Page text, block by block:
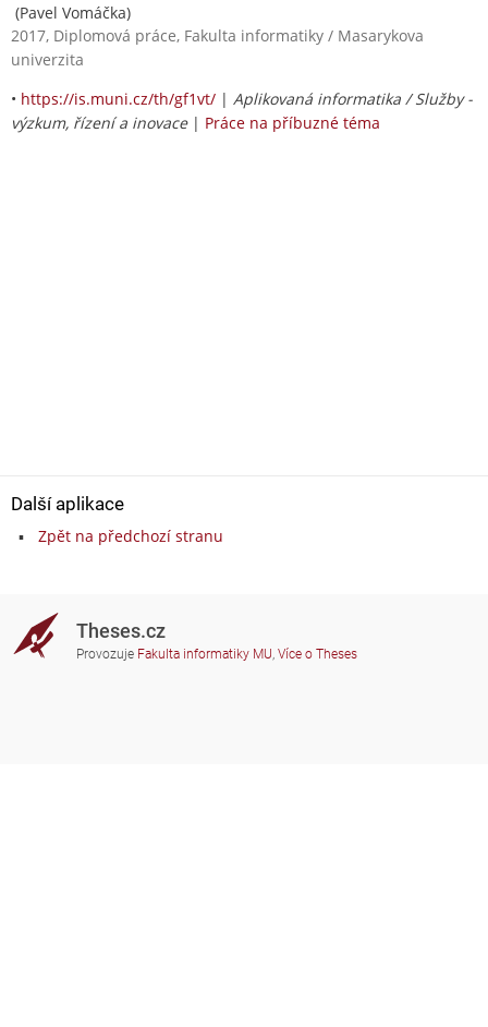
(Pavel Vomáčka)
2017, Diplomová práce, Fakulta informatiky / Masarykova
univerzita
• https://is.muni.cz/th/gf1vt/ | Aplikovaná informatika / Služby -
výzkum, řízení a inovace| Práce na příbuzné téma
Další aplikace
Zpět na předchozí stranu
Theses.cz
Provozuje Fakulta informatiky MU, Více o Theses